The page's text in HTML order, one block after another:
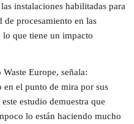
instalaciones habilitadas para
de procesamiento en las
lo que tiene un impacto
Europe, señala:
en el punto de mira por sus
estudio demuestra que
lo están haciendo mucho